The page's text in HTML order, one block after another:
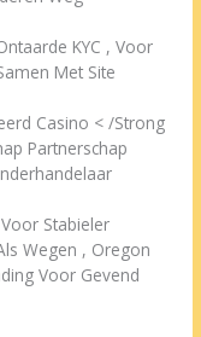
KYC , Voor
Met Site
Casino < /Strong
Partnerschap
Stabieler
Wegen , Oregon
Voor Gevend